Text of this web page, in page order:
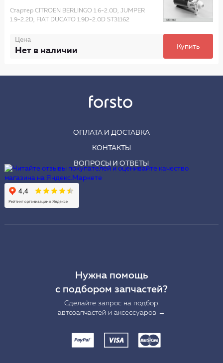
Стартер CITROEN BERLINGO 1.6-2.0D, JUMPER
1.9-2.2D, FIAT DUCATO 1.9D-2.0D ST31162
Цена
Нет в наличии Купить
ОПЛАТА И ДОСТАВКА
КОНТАКТЫ
ВОПРОСЫ И ОТВЕТЫ
Нужна помощь
с подбором запчастей?
Сделайте запрос на подбор
автозапчастей и аксессуаров →